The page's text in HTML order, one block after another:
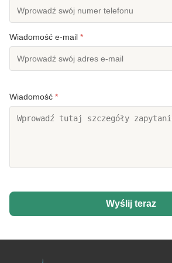
Wiadomość e-mail *
Wiadomość *
Wyślij teraz